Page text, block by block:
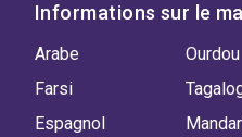
Informations sur le
Arabe
Farsi
Espagnol
Ourdou